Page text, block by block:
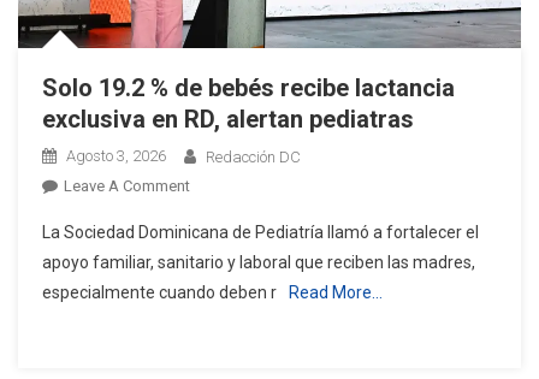
Solo 19.2 % de bebés recibe lactancia
exclusiva en RD, alertan pediatras
Agosto 3, 2026
Redacción DC
Leave A CommentOn
19.2
%
De
La Sociedad Dominicana de Pediatría llamó a fortalecer el
apoyo familiar, sanitario y laboral que reciben las madres,
especialmente cuando deben r
Read More…